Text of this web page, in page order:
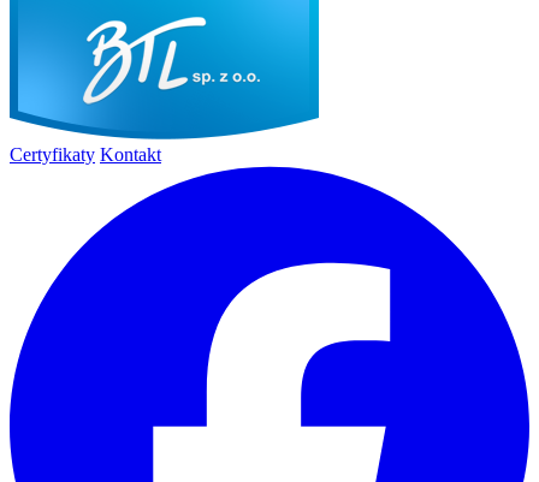
Certyfikaty Kontakt